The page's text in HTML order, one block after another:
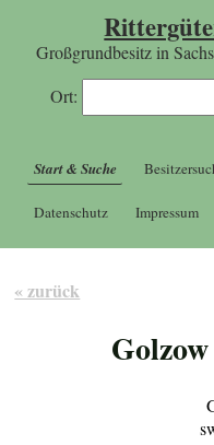
Großgrundbesitz in
Ort:
Start & Suche
Datenschutz Impressum
« zurück